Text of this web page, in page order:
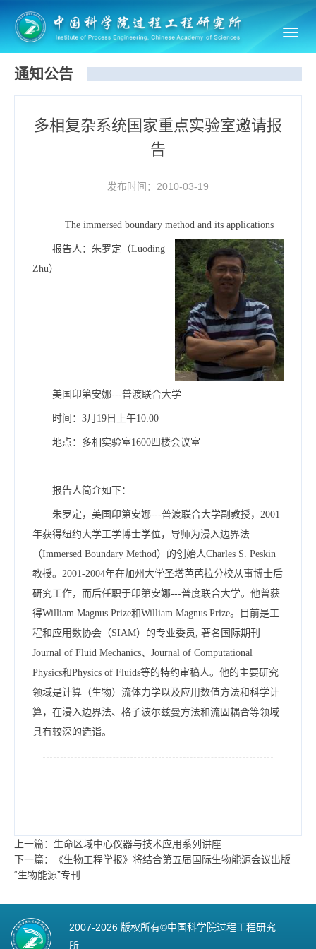
通知公告
多相复杂系统国家重点实验室邀请报
告
发布时间：2010-03-19
The immersed boundary method and its applications
报告人：朱罗定（Luoding
Zhu）
美国印第安娜---普渡联合大学
时间：3月19日上午10:00
地点：多相实验室1600四楼会议室
报告人简介如下：
朱罗定，美国印第安娜---普渡联合大学副教授，2001
年获得纽约大学工学博士学位，导师为浸入边界法
（Immersed Boundary Method）的创始人Charles S. Peskin
教授。2001-2004年在加州大学圣塔芭芭拉分校从事博士后
研究工作，而后任职于印第安娜---普度联合大学。他曾获
得William Magnus Prize和William Magnus Prize。目前是工
程和应用数协会（SIAM）的专业委员, 著名国际期刊
Journal of Fluid Mechanics、Journal of Computational
Physics和Physics of Fluids等的特约审稿人。他的主要研究
领域是计算（生物）流体力学以及应用数值方法和科学计
算，在浸入边界法、格子波尔兹曼方法和流固耦合等领域
具有较深的造诣。
上一篇：生命区域中心仪器与技术应用系列讲座
下一篇：《生物工程学报》将结合第五届国际生物能源会议出版
“生物能源”专刊
2007-2026 版权所有©中国科学院过程工程研究
所